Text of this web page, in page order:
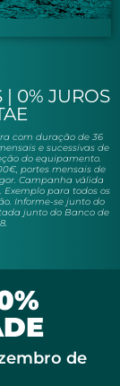
| 0% JUROS
com duração de 36
e sucessivas de
do equipamento.
portes mensais de
Campanha válida
Exemplo para todos os
Informe-se junto do
junto do Banco de
de